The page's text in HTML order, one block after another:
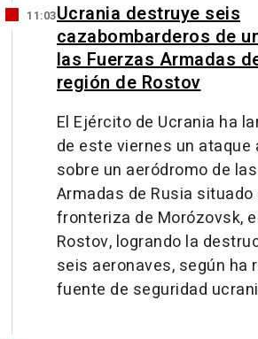
11:03Ucrania destruye seis
cazabombarderos de
las Fuerzas Armadas
región de Rostov
El Ejército de Ucrania ha
de este viernes un ataque
sobre un aeródromo de
Armadas de Rusia
fronteriza de Morózovsk,
Rostov, logrando la
seis aeronaves, según ha
fuente de seguridad